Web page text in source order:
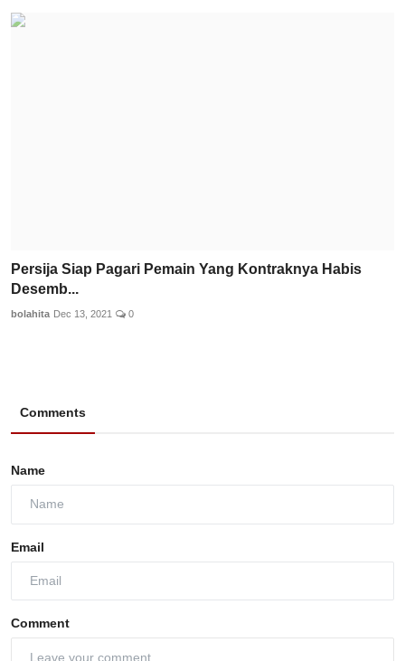
Persija Siap Pagari Pemain Yang Kontraknya Habis
Desemb...
bolahita Dec 13, 2021 0
Comments
Name
Email
Comment